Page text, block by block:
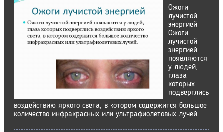
Ожоги
лучистой
энергией
Ожоги
лучистой
энергией
появляются
у людей,
глаза
которых
подверглись
воздействию яркого света, в котором содержится большое
количество инфракрасных или ультрафиолетовых лучей.